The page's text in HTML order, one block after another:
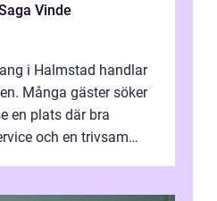
Vinde
i Halmstad handlar
Många gäster söker
en plats där bra
och en trivsam